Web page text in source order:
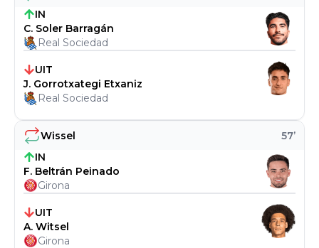
Wissel 57’
IN
F. Beltrán Peinado
Girona
UIT
A. Witsel
Girona
IN
C. Soler Barragán
Real Sociedad
UIT
J. Gorrotxategi Etxaniz
Real Sociedad